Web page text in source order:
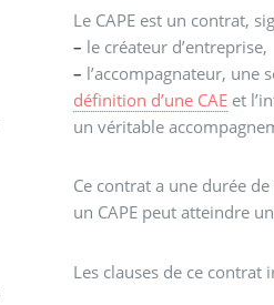
Le CAPE est un contrat,
– le créateur d’entreprise,
– l’accompagnateur, une
définition d’une CAE et
un véritable
Ce contrat a une durée
un CAPE peut atteindre
Les clauses de ce contrat